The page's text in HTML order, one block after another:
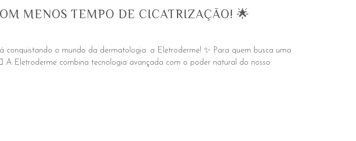
MENOS TEMPO DE CICATRIZAÇÃO! 🌟
o mundo da dermatologia: a Eletroderme! ✨ Para quem busca uma
A Eletroderme combina tecnologia avançada com o poder natural do nosso